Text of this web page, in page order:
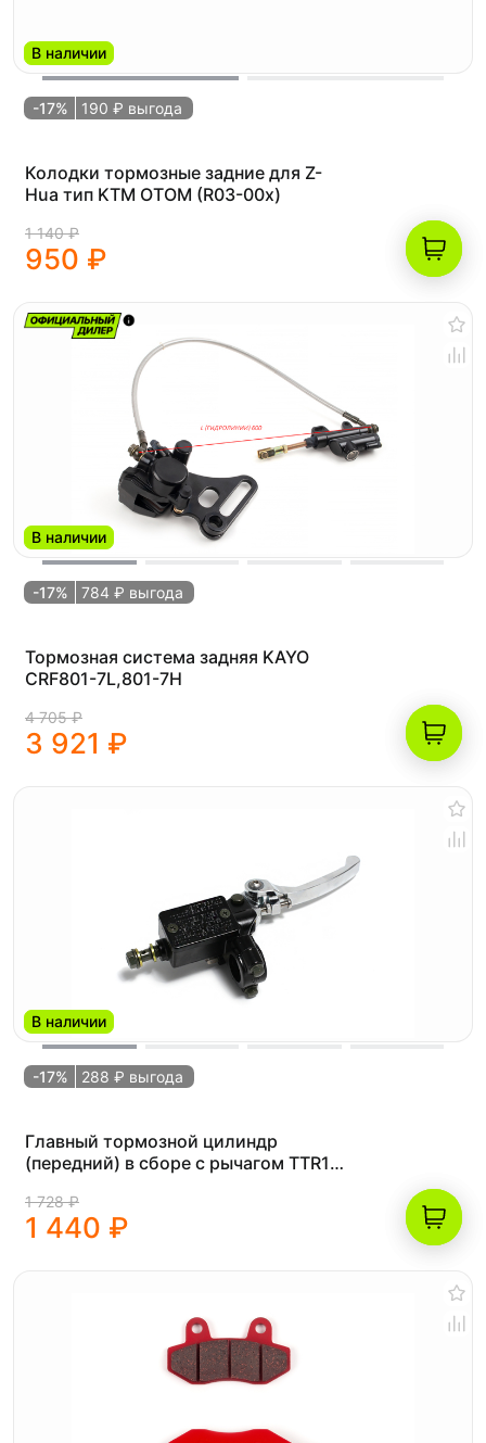
В наличии
-17% 190 ₽ выгода
Колодки тормозные задние для Z-
Hua тип KTM OTOM (R03-00x)
1 140 ₽
950 ₽
В наличии
-17% 784 ₽ выгода
Тормозная система задняя KAYO
CRF801-7L,801-7H
4 705 ₽
3 921 ₽
В наличии
-17% 288 ₽ выгода
Главный тормозной цилиндр
(передний) в сборе с рычагом TTR125
1 728 ₽
1 440 ₽